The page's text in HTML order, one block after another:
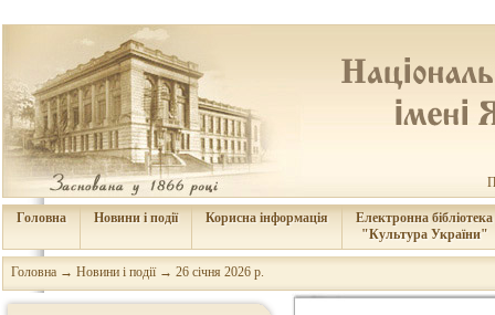
Головна Новини і події Корисна інформація
Електронна бібліотека
"Культура України"
Головна → Новини і події→ 26 січня 2026 р.